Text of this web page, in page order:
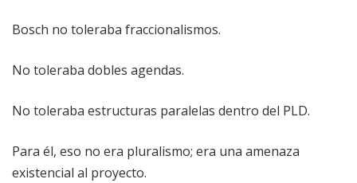
Bosch no toleraba fraccionalismos.
No toleraba dobles agendas.
No toleraba estructuras paralelas dentro del PLD.
Para él, eso no era pluralismo; era una amenaza
existencial al proyecto.